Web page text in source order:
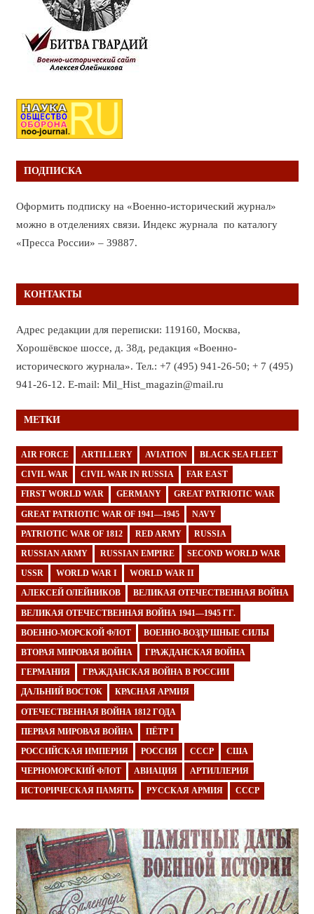
ПОДПИСКА
Оформить подписку на «Военно-исторический журнал»
можно в отделениях связи. Индекс журнала по каталогу
«Пресса России» – 39887.
КОНТАКТЫ
Адрес редакции для переписки: 119160, Москва,
Хорошёвское шоссе, д. 38д, редакция «Военно-
исторического журнала». Тел.: +7 (495) 941-26-50; + 7 (495)
941-26-12. E-mail: Mil_Hist_magazin@mail.ru
МЕТКИ
AIR FORCE ARTILLERY AVIATION BLACK SEA FLEET
CIVIL WAR CIVIL WAR IN RUSSIA FAR EAST
FIRST WORLD WAR GERMANY GREAT PATRIOTIC WAR
GREAT PATRIOTIC WAR OF 1941—1945 NAVY
PATRIOTIC WAR OF 1812 RED ARMY RUSSIA
RUSSIAN ARMY RUSSIAN EMPIRE SECOND WORLD WAR
USSR WORLD WAR I WORLD WAR II
АЛЕКСЕЙ ОЛЕЙНИКОВ ВЕЛИКАЯ ОТЕЧЕСТВЕННАЯ ВОЙНА
ВЕЛИКАЯ ОТЕЧЕСТВЕННАЯ ВОЙНА 1941—1945 ГГ.
ВОЕННО-МОРСКОЙ ФЛОТ ВОЕННО-ВОЗДУШНЫЕ СИЛЫ
ВТОРАЯ МИРОВАЯ ВОЙНА ГРАЖДАНСКАЯ ВОЙНА
ГЕРМАНИЯ ГРАЖДАНСКАЯ ВОЙНА В РОССИИ
ДАЛЬНИЙ ВОСТОК КРАСНАЯ АРМИЯ
ОТЕЧЕСТВЕННАЯ ВОЙНА 1812 ГОДА
ПЕРВАЯ МИРОВАЯ ВОЙНА ПЁТР I
РОССИЙСКАЯ ИМПЕРИЯ РОССИЯ СССР США
ЧЕРНОМОРСКИЙ ФЛОТ АВИАЦИЯ АРТИЛЛЕРИЯ
ИСТОРИЧЕСКАЯ ПАМЯТЬ РУССКАЯ АРМИЯ СССР